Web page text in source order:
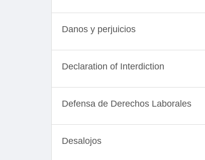
Danos y perjuicios
Declaration of Interdiction
Defensa de Derechos Laborales
Desalojos